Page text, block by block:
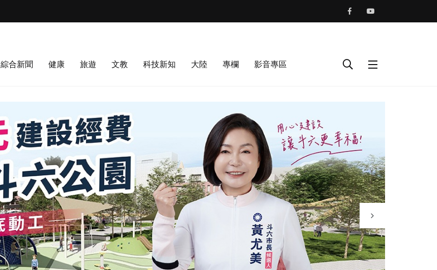
綜合新聞 健康 旅遊 文教 科技新知 大陸 專欄 影音專區